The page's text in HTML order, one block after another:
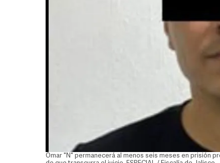
Omar "N" permanecerá al menos seis meses en prisión